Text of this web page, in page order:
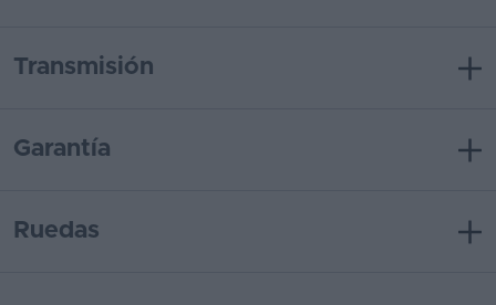
Transmisión
Garantía
Ruedas